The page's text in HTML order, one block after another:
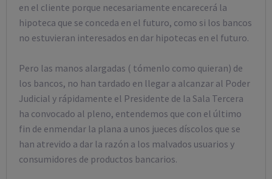
en el cliente porque necesariamente encarecerá la
hipoteca que se conceda en el futuro, como si los bancos
no estuvieran interesados en dar hipotecas en el futuro.
Pero las manos alargadas ( tómenlo como quieran) de
los bancos, no han tardado en llegar a alcanzar al Poder
Judicial y rápidamente el Presidente de la Sala Tercera
ha convocado al pleno, entendemos que con el último
fin de enmendar la plana a unos jueces díscolos que se
han atrevido a dar la razón a los malvados usuarios y
consumidores de productos bancarios.